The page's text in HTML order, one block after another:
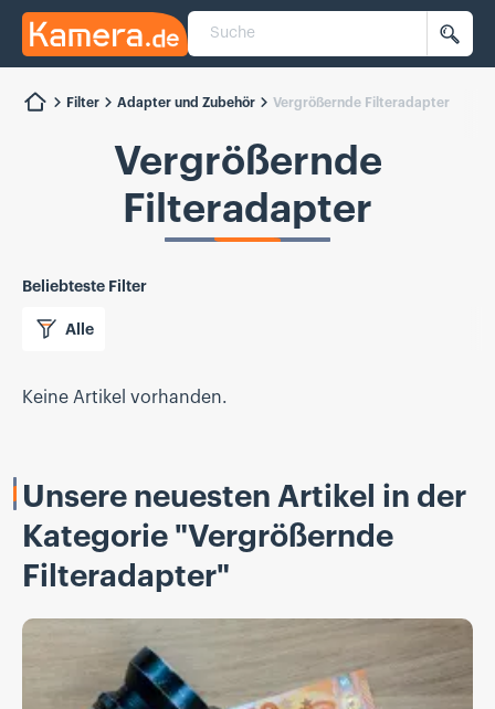
Kamera.de
Suche
Filter Adapter und Zubehör Vergrößernde Filteradapter
Vergrößernde
Filteradapter
Beliebteste Filter
Alle
Keine Artikel vorhanden.
Unsere neuesten Artikel in der
Kategorie "Vergrößernde
Filteradapter"